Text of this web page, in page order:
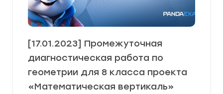
[17.01.2023] Промежуточная
диагностическая работа по
геометрии для 8 класса проекта
«Математическая вертикаль»